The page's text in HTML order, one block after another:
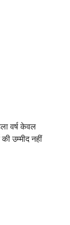
वर्ष केवल
उम्मीद नहीं